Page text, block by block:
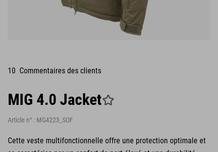
10 Commentaires des clients
MIG 4.0 Jacket
Article n° : MG4223_SOF
Cette veste multifonctionnelle offre une protection optimale et